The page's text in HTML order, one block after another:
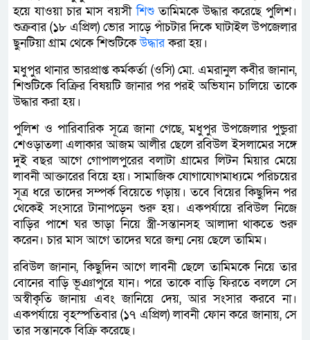
হয়ে যাওয়া চার মাস বয়সীশিশুতামিমকে উদ্ধার করেছে পুলিশ।
শুক্রবার (১৮ এপ্রিল) ভোর সাড়ে পাঁচটার দিকে ঘাটাইল উপজেলার
ছুনটিয়া গ্রাম থেকে শিশুটিকেউদ্ধারকরা হয়।
মধুপুর থানার ভারপ্রাপ্ত কর্মকর্তা (ওসি) মো. এমরানুল কবীর জানান,
শিশুটিকে বিক্রির বিষয়টি জানার পর পরই অভিযান চালিয়ে তাকে
উদ্ধার করা হয়।
পুলিশ ও পারিবারিক সূত্রে জানা গেছে, মধুপুর উপজেলার পুন্ডুরা
শেওড়াতলা এলাকার আজম আলীর ছেলে রবিউল ইসলামের সঙ্গে
দুই বছর আগে গোপালপুরের বলাটা গ্রামের লিটন মিয়ার মেয়ে
লাবনী আক্তারের বিয়ে হয়। সামাজিক যোগাযোগমাধ্যমে পরিচয়ের
সূত্র ধরে তাদের সম্পর্ক বিয়েতে গড়ায়। তবে বিয়ের কিছুদিন পর
থেকেই সংসারে টানাপড়েন শুরু হয়। একপর্যায়ে রবিউল নিজে
বাড়ির পাশে ঘর ভাড়া নিয়ে স্ত্রী-সন্তানসহ আলাদা থাকতে শুরু
করেন। চার মাস আগে তাদের ঘরে জন্ম নেয় ছেলে তামিম।
রবিউল জানান, কিছুদিন আগে লাবনী ছেলে তামিমকে নিয়ে তার
বোনের বাড়ি ভূঞাপুরে যান। পরে তাকে বাড়ি ফিরতে বললে সে
অস্বীকৃতি জানায় এবং জানিয়ে দেয়, আর সংসার করবে না।
একপর্যায়ে বৃহস্পতিবার (১৭ এপ্রিল) লাবনী ফোন করে জানায়, সে
তার সন্তানকে বিক্রি করেছে।